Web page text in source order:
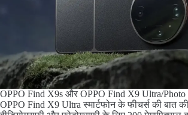
OPPO Find X9s और OPPO Find X9 Ultra/Photo
OPPO Find X9 Ultra स्मार्टफोन के फीचर्स की बात